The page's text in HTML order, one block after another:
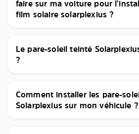
faire sur ma voiture pour
film solaire solarplexius ?
Le pare-soleil teinté
?
Comment installer les pare-
Solarplexius sur mon véhicule ?